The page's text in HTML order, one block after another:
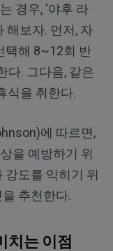
경우, '야후 라
해보자. 먼저, 자
택해 8~12회 반
다. 그다음, 같은
식을 취한다.
에 따르면,
을 예방하기 위
강도를 익히기 위
추천한다.
치는 이점